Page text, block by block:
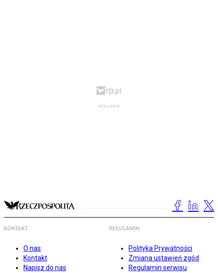
KONTAKT
O nas
Kontakt
Napisz do nas
REGULAMIN
Polityka Prywatności
Zmiana ustawień zgód
Regulamin serwisu